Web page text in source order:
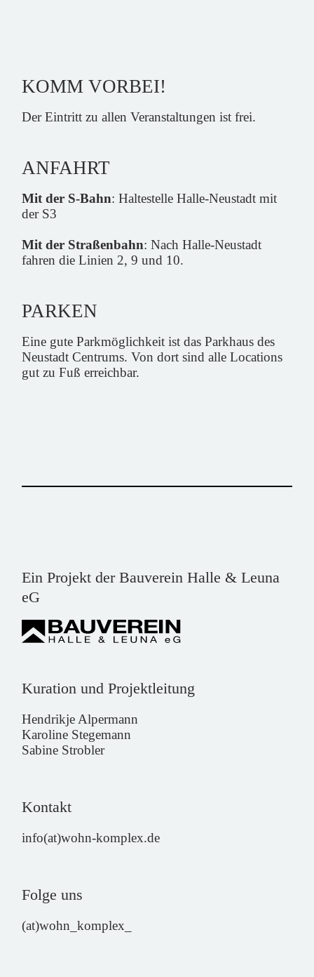
KOMM VORBEI!
Der Eintritt zu allen Veranstaltungen ist frei.
ANFAHRT
Mit der S-Bahn: Haltestelle Halle-Neustadt mit
der S3
Mit der Straßenbahn: Nach Halle-Neustadt
fahren die Linien 2, 9 und 10.
PARKEN
Eine gute Parkmöglichkeit ist das Parkhaus des
Neustadt Centrums. Von dort sind alle Locations
gut zu Fuß erreichbar.
Ein Projekt der Bauverein Halle & Leuna
eG
Kuration und Projektleitung
Hendrikje Alpermann
Karoline Stegemann
Sabine Strobler
Kontakt
info(at)wohn-komplex.de
Folge uns
(at)wohn_komplex_